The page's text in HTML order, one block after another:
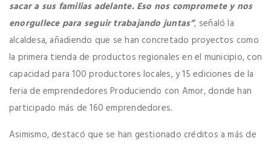
sacar a sus familias adelante. Eso nos compromete y nos
enorgullece para seguir trabajando juntas”, señaló la
alcaldesa, añadiendo que se han concretado proyectos como
la primera tienda de productos regionales en el municipio, con
capacidad para 100 productores locales, y 15 ediciones de la
feria de emprendedores Produciendo con Amor, donde han
participado más de 160 emprendedores.
Asimismo, destacó que se han gestionado créditos a más de